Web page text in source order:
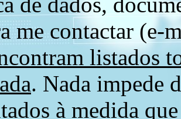
me contactar (e-
listados
. Nada impede
à medida